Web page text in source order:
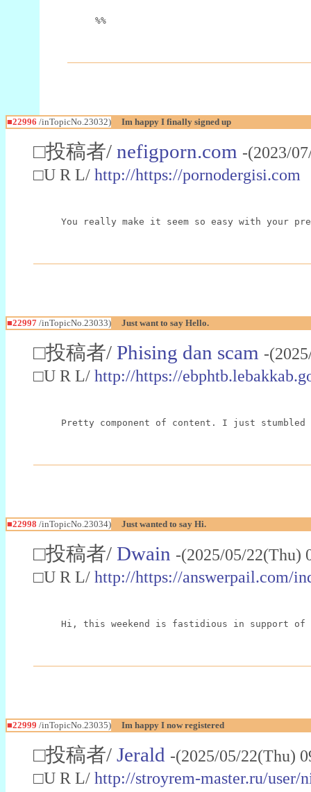
%%
■22996 /inTopicNo.23032) Im happy I finally signed up
□投稿者/ nefigporn.com -(2023/
□U R L/ http://https://pornodergisi.com
You really make it seem so easy with your
■22997 /inTopicNo.23033) Just want to say Hello.
□投稿者/ Phising dan scam -
□U R L/ http://https://
Pretty component of content. I just
■22998 /inTopicNo.23034) Just wanted to say Hi.
□投稿者/ Dwain -(2025/05/
□U R L/ http://https://answerpail.com/
Hi, this weekend is fastidious in support of
■22999 /inTopicNo.23035) Im happy I now registered
□投稿者/ Jerald -(2025/05/22(Thu)
□U R L/ http://stroyrem-master.ru/user/